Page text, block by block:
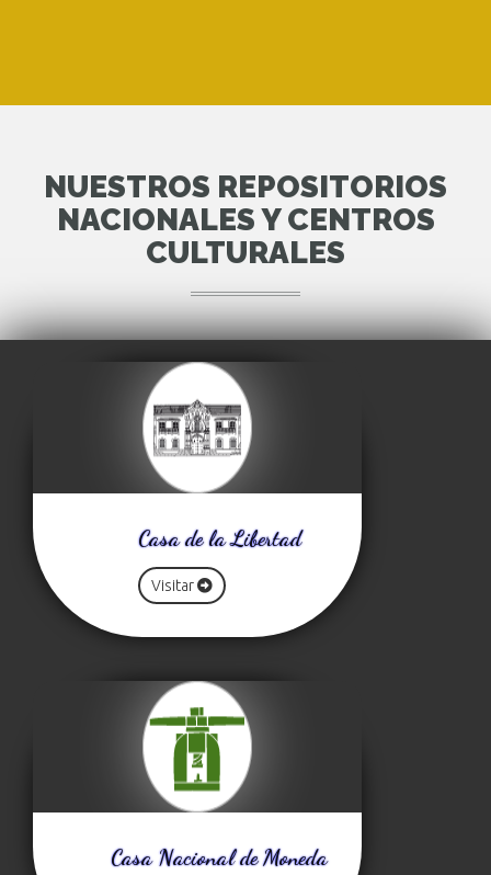
NUESTROS REPOSITORIOS
NACIONALES Y CENTROS
CULTURALES
Casa de la Libertad
Visitar
Casa Nacional de Moneda